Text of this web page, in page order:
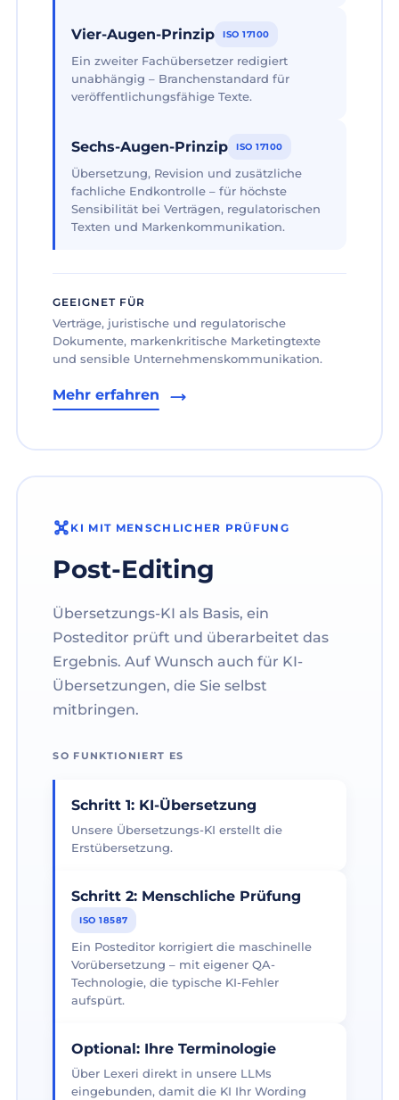
Vier-Augen-Prinzip ISO 17100
Ein zweiter Fachübersetzer redigiert
unabhängig – Branchenstandard für
veröffentlichungsfähige Texte.
Sechs-Augen-Prinzip ISO 17100
Übersetzung, Revision und zusätzliche
fachliche Endkontrolle – für höchste
Sensibilität bei Verträgen, regulatorischen
Texten und Markenkommunikation.
GEEIGNET FÜR
Verträge, juristische und regulatorische
Dokumente, markenkritische Marketingtexte
und sensible Unternehmenskommunikation.
Mehr erfahren
KI MIT MENSCHLICHER PRÜFUNG
Post-Editing
Übersetzungs-KI als Basis, ein
Posteditor prüft und überarbeitet das
Ergebnis. Auf Wunsch auch für KI-
Übersetzungen, die Sie selbst
mitbringen.
SO FUNKTIONIERT ES
Schritt 1: KI-Übersetzung
Unsere Übersetzungs-KI erstellt die
Erstübersetzung.
Schritt 2: Menschliche Prüfung
ISO 18587
Ein Posteditor korrigiert die maschinelle
Vorübersetzung – mit eigener QA-
Technologie, die typische KI-Fehler
aufspürt.
Optional: Ihre Terminologie
Über Lexeri direkt in unsere LLMs
eingebunden, damit die KI Ihr Wording